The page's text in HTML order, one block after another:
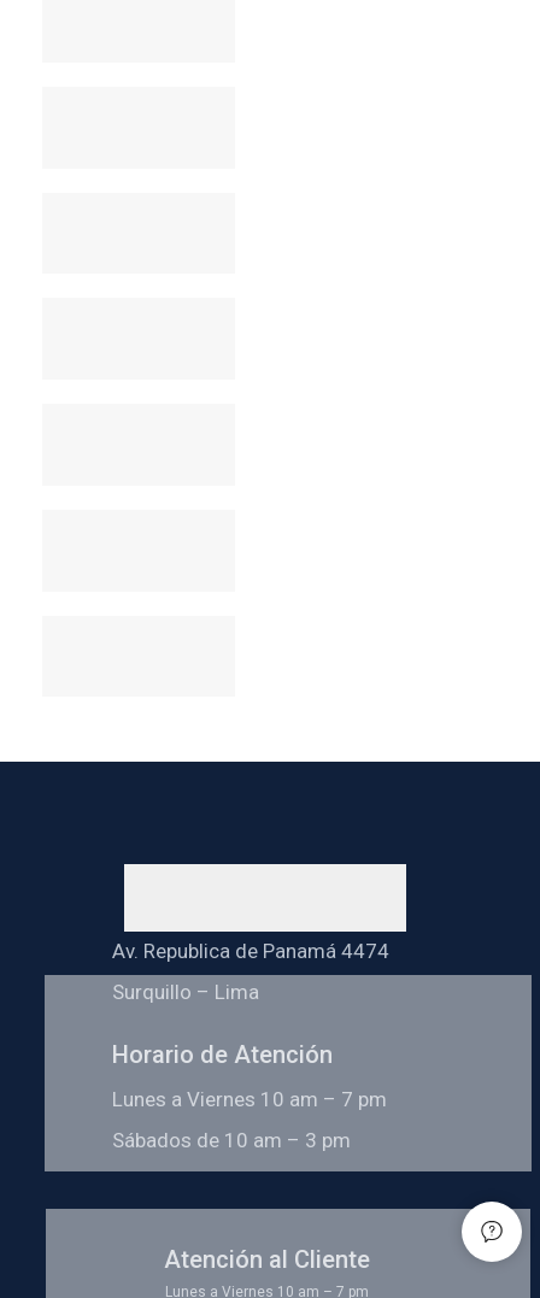
Av. Republica de Panamá 4474
Surquillo – Lima
Horario de Atención
Lunes a Viernes 10 am – 7 pm
Sábados de 10 am – 3 pm
Atención al Cliente
Lunes a Viernes 10 am – 7 pm